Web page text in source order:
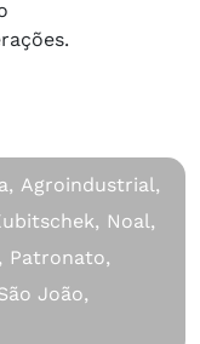
Agroindustrial,
Noal,
Patronato,
João,